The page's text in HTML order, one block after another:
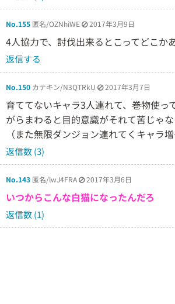
No.155 匿名/OZNhiWE 2017年3月9日
4人協力で、討伐出来るとこってどこか
返信する
No.150 カテキン/N3QTRkU 2017年3月7日
育ててないキャラ3人連れて、巻物使っ
がらまわると目的意識がそれて苦じゃ
（また無限ダンジョン連れてくキャラ増
返信数 (3)
No.143 匿名/lwJ4FRA 2017年3月6日
いつからこんな白猫になったんだろ
返信数 (1)